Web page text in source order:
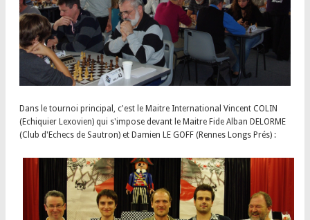
Dans le tournoi principal, c'est le Maitre International Vincent COLIN
(Echiquier Lexovien) qui s'impose devant le Maitre Fide Alban DELORME
(Club d'Echecs de Sautron) et Damien LE GOFF (Rennes Longs Prés) :